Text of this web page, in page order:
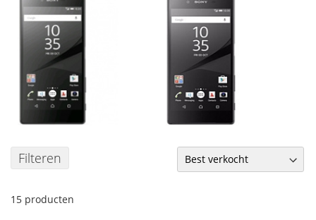
Filteren
15 producten